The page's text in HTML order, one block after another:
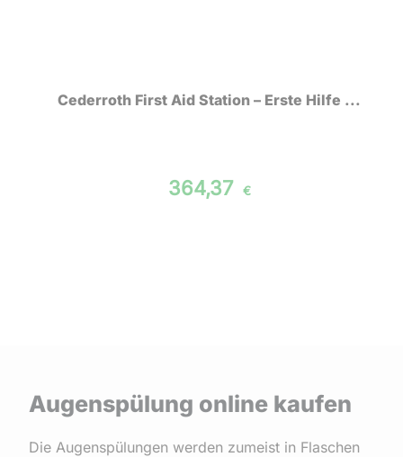
Cederroth First Aid Station – Erste Hilfe ...
364,37 €
Augenspülung online kaufen
Die Augenspülungen werden zumeist in Flaschen